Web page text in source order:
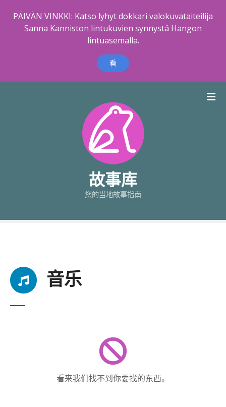
PÄIVÄN VINKKI: Katso lyhyt dokkari valokuvataiteilija
Sanna Kanniston lintukuvien synnystä Hangon
lintuasemalla.
看
故事库
您的当地故事指南
音乐
看来我们找不到你要找的东西。